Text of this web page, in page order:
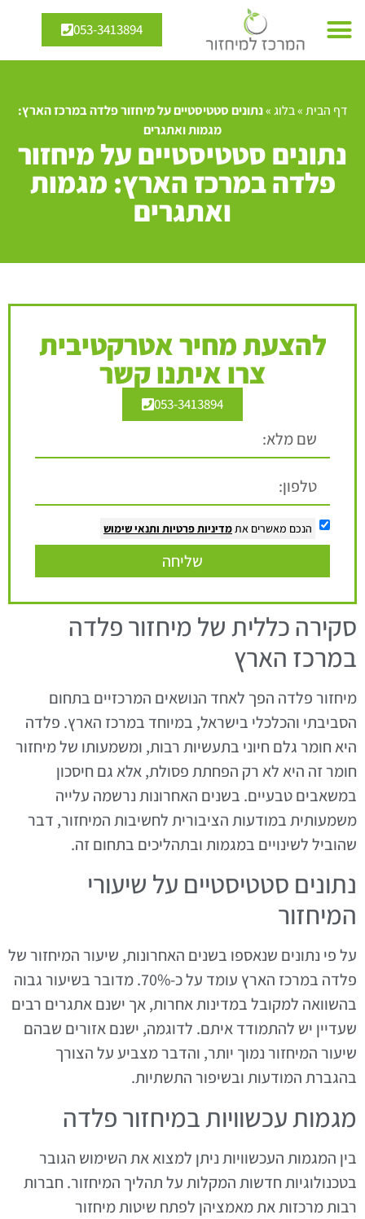
053-3413894
דף הבית»בלוג»נתונים סטטיסטיים על מיחזור פלדה במרכז הארץ:
מגמות ואתגרים
נתונים סטטיסטיים על מיחזור
פלדה במרכז הארץ: מגמות
ואתגרים
להצעת מחיר אטרקטיבית
צרו איתנו קשר
053-3413894
הנכם מאשרים את מדיניות פרטיות ותנאי שימוש
שליחה
סקירה כללית של מיחזור פלדה
במרכז הארץ
מיחזור פלדה הפך לאחד הנושאים המרכזיים בתחום
הסביבתי והכלכלי בישראל, במיוחד במרכז הארץ. פלדה
היא חומר גלם חיוני בתעשיות רבות, ומשמעותו של מיחזור
חומר זה היא לא רק הפחתת פסולת, אלא גם חיסכון
במשאבים טבעיים. בשנים האחרונות נרשמה עלייה
משמעותית במודעות הציבורית לחשיבות המיחזור, דבר
שהוביל לשינויים במגמות ובתהליכים בתחום זה.
נתונים סטטיסטיים על שיעורי
המיחזור
על פי נתונים שנאספו בשנים האחרונות, שיעור המיחזור של
פלדה במרכז הארץ עומד על כ-70%. מדובר בשיעור גבוה
בהשוואה למקובל במדינות אחרות, אך ישנם אתגרים רבים
שעדיין יש להתמודד איתם. לדוגמה, ישנם אזורים שבהם
שיעור המיחזור נמוך יותר, והדבר מצביע על הצורך
בהגברת המודעות ובשיפור התשתיות.
מגמות עכשוויות במיחזור פלדה
בין המגמות העכשוויות ניתן למצוא את השימוש הגובר
בטכנולוגיות חדשות המקלות על תהליך המיחזור. חברות
רבות מרכזות את מאמציהן לפתח שיטות מיחזור